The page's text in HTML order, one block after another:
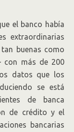
el banco había
extraordinarias
buenas como
con más de 200
datos que los
se está
de banca
de crédito y el
bancarias